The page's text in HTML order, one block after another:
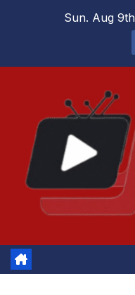
Sun. Aug